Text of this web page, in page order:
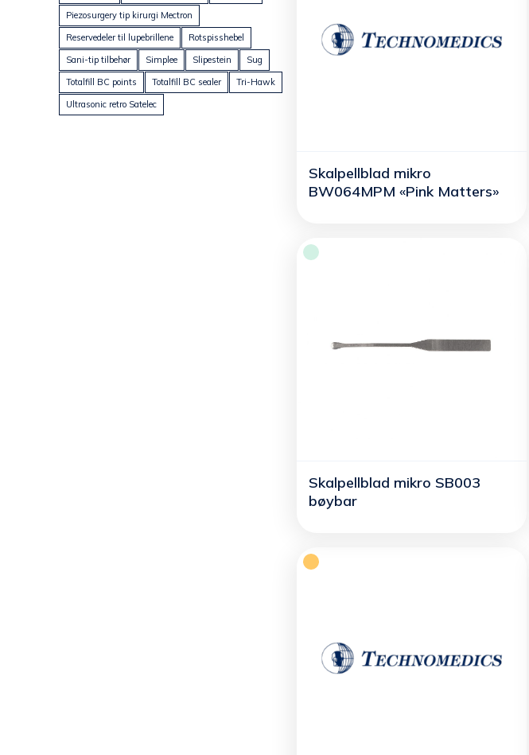
Skalpellblad mikro
BW064MPM «Pink Matters»
Skalpellblad mikro SB003
bøybar
Piezosurgery tip kirurgi Mectron
Reservedeler til lupebrillene
Rotspisshebel
Sani-tip tilbehør
Simplee Slipestein
Sug
Totalfill BC points
Totalfill BC sealer
Tri-Hawk
Ultrasonic retro Satelec